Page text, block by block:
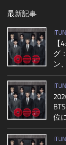
最新記事
グ
ン
位